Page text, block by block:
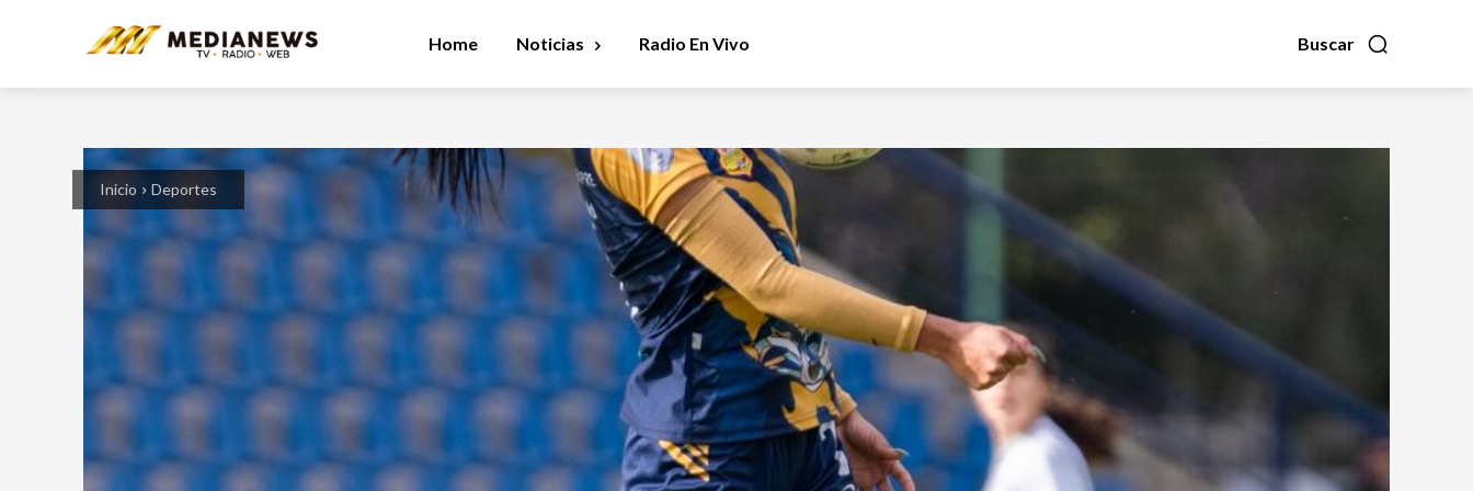
Buscar
Home Noticias Radio En Vivo
Inicio Deportes